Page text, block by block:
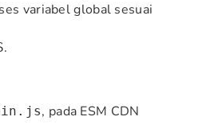
variabel global sesuai
.
, pada ESM CDN